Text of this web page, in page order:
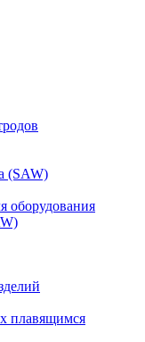
(SAW)
оборудования
плавящимся